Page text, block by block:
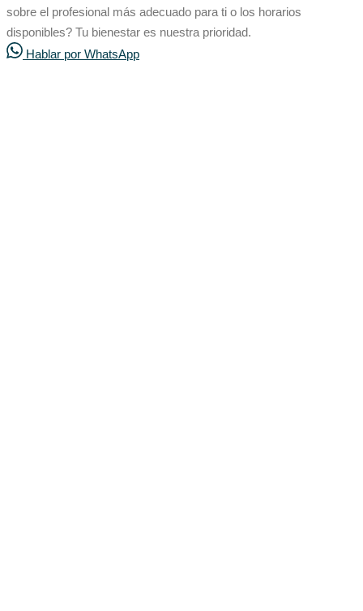
sobre el profesional más adecuado para ti o los horarios
disponibles? Tu bienestar es nuestra prioridad.
Hablar por WhatsApp